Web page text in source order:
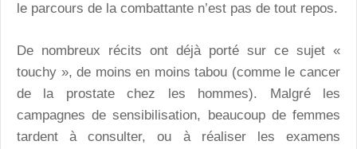
le parcours de la combattante n’est pas de tout repos.
De nombreux récits ont déjà porté sur ce sujet «
touchy », de moins en moins tabou (comme le cancer
de la prostate chez les hommes). Malgré les
campagnes de sensibilisation, beaucoup de femmes
tardent à consulter, ou à réaliser les examens